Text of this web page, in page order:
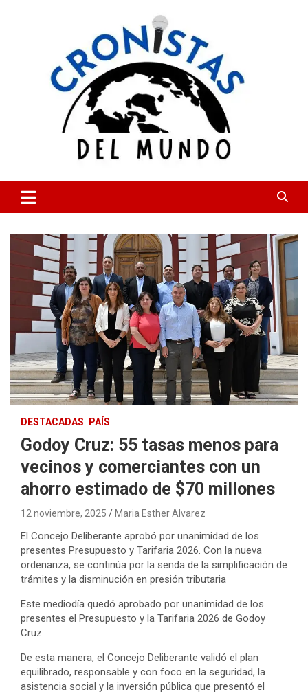
CRONISTAS DEL MUNDO
DESTACADAS PAÍS
Godoy Cruz: 55 tasas menos para
vecinos y comerciantes con un
ahorro estimado de $70 millones
12 noviembre, 2025 Maria Esther Alvarez
El Concejo Deliberante aprobó por unanimidad de los
presentes Presupuesto y Tarifaria 2026. Con la nueva
ordenanza, se continúa por la senda de la simplificación de
trámites y la disminución en presión tributaria
Este mediodía quedó aprobado por unanimidad de los
presentes el Presupuesto y la Tarifaria 2026 de Godoy
Cruz.
De esta manera, el Concejo Deliberante validó el plan
equilibrado, responsable y con foco en la seguridad, la
asistencia social y la inversión pública que presentó el